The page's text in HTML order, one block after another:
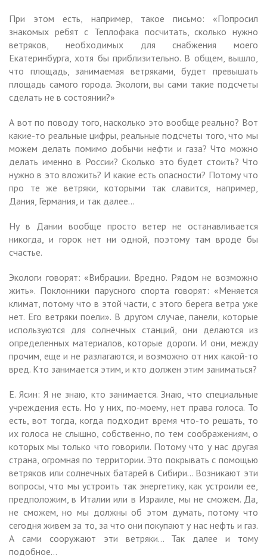
При этом есть, например, такое письмо: «Попросил
знакомых ребят с Теплофака посчитать, сколько нужно
ветряков, необходимых для снабжения моего
Екатеринбурга, хотя бы приблизительно. В общем, вышло,
что площадь, занимаемая ветряками, будет превышать
площадь самого города. Экологи, вы сами такие подсчеты
сделать не в состоянии?»
А вот по поводу того, насколько это вообще реально? Вот
какие-то реальные цифры, реальные подсчеты того, что мы
можем делать помимо добычи нефти и газа? Что можно
делать именно в России? Сколько это будет стоить? Что
нужно в это вложить? И какие есть опасности? Потому что
про те же ветряки, которыми так славится, например,
Дания, Германия, и так далее…
Ну в Дании вообще просто ветер не останавливается
никогда, и горок нет ни одной, поэтому там вроде бы
счастье.
Экологи говорят: «Вибрации. Вредно. Рядом не возможно
жить». Поклонники парусного спорта говорят: «Меняется
климат, потому что в этой части, с этого берега ветра уже
нет. Его ветряки поели». В другом случае, панели, которые
используются для солнечных станций, они делаются из
определенных материалов, которые дороги. И они, между
прочим, еще и не разлагаются, и возможно от них какой-то
вред. Кто занимается этим, и кто должен этим заниматься?
Е. Ясин: Я не знаю, кто занимается. Знаю, что специальные
учреждения есть. Но у них, по-моему, нет права голоса. То
есть, вот тогда, когда подходит время что-то решать, то
их голоса не слышно, собственно, по тем соображениям, о
которых мы только что говорили. Потому что у нас другая
страна, огромная по территории. Это покрывать с помощью
ветряков или солнечных батарей в Сибири… Возникают эти
вопросы, что мы устроить так энергетику, как устроили ее,
предположим, в Италии или в Израиле, мы не сможем. Да,
не сможем, но мы должны об этом думать, потому что
сегодня живем за то, за что они покупают у нас нефть и газ.
А сами сооружают эти ветряки… Так далее и тому
подобное…